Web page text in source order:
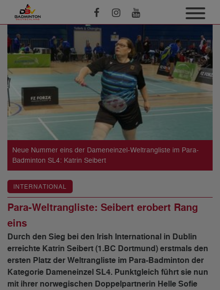
Neue Nummer eins der Dameneinzel-Weltrangliste im Para-
Badminton SL4: Katrin Seibert
INTERNATIONAL
Para-Weltrangliste: Seibert erobert Rang
eins
Durch den Sieg bei den Irish International in Dublin
erreichte Katrin Seibert (1.BC Dortmund) erstmals den
ersten Platz der Weltrangliste im Para-Badminton der
Kategorie Dameneinzel SL4. Punktgleich führt sie nun
mit ihrer norwegischen Doppelpartnerin Helle Sofie